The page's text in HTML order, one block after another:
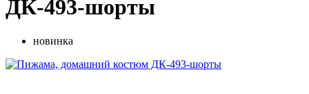
ДК-493-шорты
новинка